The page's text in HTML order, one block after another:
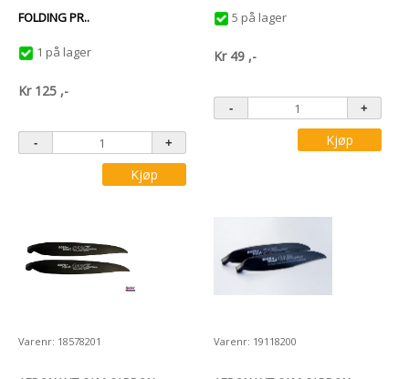
FOLDING PR..
1 på lager
Kr 125 ,-
Kjøp
5 på lager
Kr 49 ,-
Kjøp
Varenr: 18578201 Varenr: 19118200